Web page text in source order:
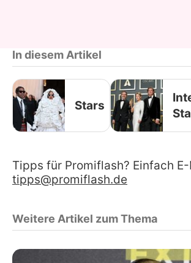
In diesem Artikel
Stars
Tipps für Promiflash? Einfach
tipps@promiflash.de
Weitere Artikel zum Thema